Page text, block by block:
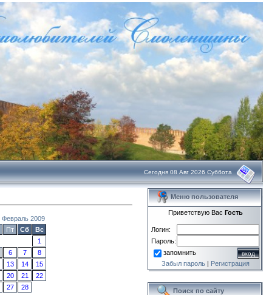
Сегодня 08 Авг 2026 Суббота
Февраль 2009
Пт Сб
Вс
1
6 7
8
13 14
15
20 21
22
27
28
Меню пользователя
Приветствую Вас Гость
Логин:
Пароль:
запомнить
Забыл пароль| Регистрация
Поиск по сайту